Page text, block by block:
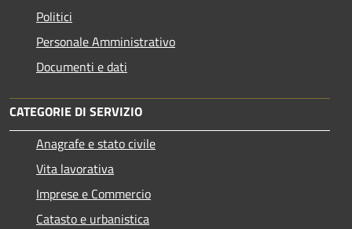
Politici
Personale Amministrativo
Documenti e dati
CATEGORIE DI SERVIZIO
Anagrafe e stato civile
Vita lavorativa
Imprese e Commercio
Catasto e urbanistica